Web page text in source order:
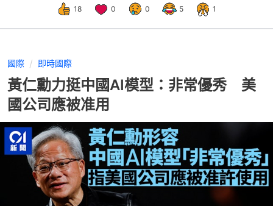
18 0 0 5 1
國際 即時國際
黃仁勳力挺中國AI模型：非常優秀 美
國公司應被准用